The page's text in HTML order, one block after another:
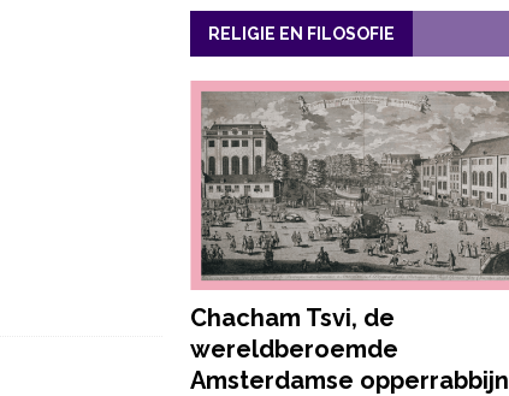
RELIGIE EN FILOSOFIE
Chacham Tsvi, de
wereldberoemde
Amsterdamse opperrabbijn